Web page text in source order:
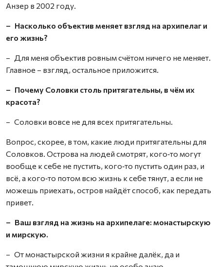
Анзер в 2002 году.
– Насколько объектив меняет взгляд на архипелаг и
его жизнь?
– Для меня объектив ровным счётом ничего не меняет.
Главное – взгляд, остальное приложится.
– Почему Соловки столь притягательны, в чём их
красота?
– Соловки вовсе не для всех притягательны.
Вопрос, скорее, в том, какие люди притягательны для
Соловков. Острова на людей смотрят, кого‑то могут
вообще к себе не пустить, кого‑то пустить один раз, и
всё, а кого‑то потом всю жизнь к себе тянут, а если не
можешь приехать, остров найдёт способ, как передать
привет.
– Ваш взгляд на жизнь на архипелаге: монастырскую
и мирскую.
– От монастырской жизни я крайне далёк, да и